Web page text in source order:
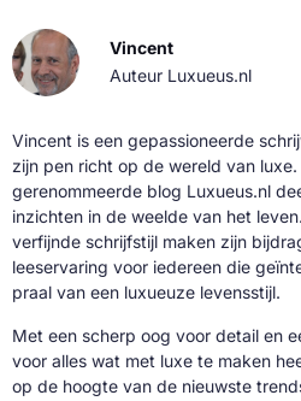
Vincent
Auteur Luxueus.nl
Vincent is een gepassioneerde
zijn pen richt op de wereld van
gerenommeerde blog Luxueus.nl
inzichten in de weelde van het
verfijnde schrijfstijl maken zijn
leeservaring voor iedereen die
praal van een luxueuze levensstijl.
Met een scherp oog voor detail en
voor alles wat met luxe te maken
op de hoogte van de nieuwste